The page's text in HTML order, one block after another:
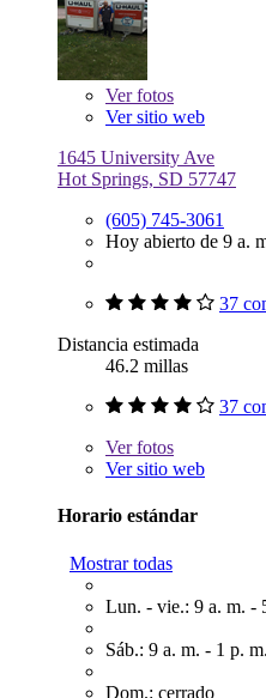
Verfotos
Ver sitio web
1645 University Ave
Hot Springs, SD 57747
(605) 745-3061
Hoy abierto de 9 a.
37
Distancia estimada
46.2 millas
37
Verfotos
Ver sitio web
Horario estándar
Mostrar todas
Lun. - vie.: 9 a. m. -
Sáb.: 9 a. m. - 1 p. m.
Dom.: cerrado